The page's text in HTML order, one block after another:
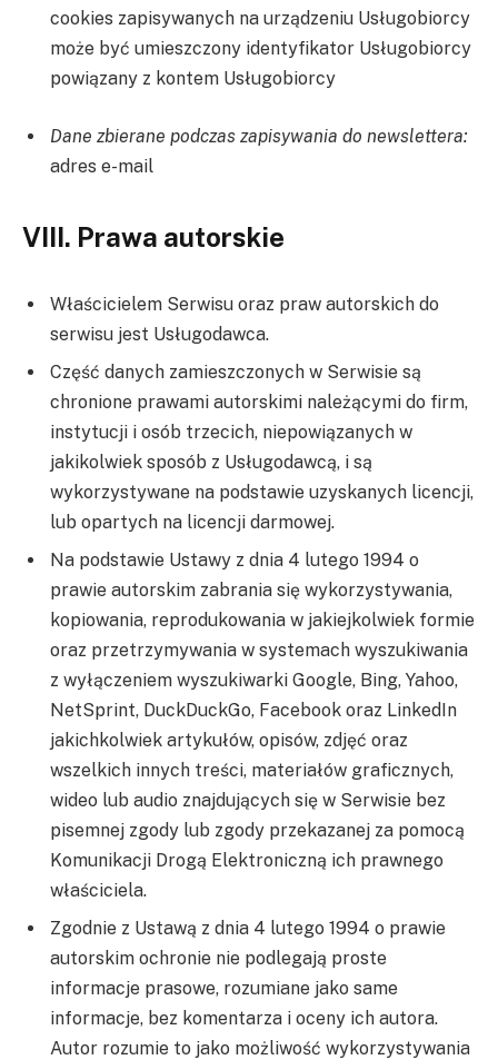
cookies zapisywanych na urządzeniu Usługobiorcy
może być umieszczony identyfikator Usługobiorcy
powiązany z kontem Usługobiorcy
Dane zbierane podczas zapisywania do newslettera:
adres e-mail
VIII. Prawa autorskie
Właścicielem Serwisu oraz praw autorskich do
serwisu jest Usługodawca.
Część danych zamieszczonych w Serwisie są
chronione prawami autorskimi należącymi do firm,
instytucji i osób trzecich, niepowiązanych w
jakikolwiek sposób z Usługodawcą, i są
wykorzystywane na podstawie uzyskanych licencji,
lub opartych na licencji darmowej.
Na podstawie Ustawy z dnia 4 lutego 1994 o
prawie autorskim zabrania się wykorzystywania,
kopiowania, reprodukowania w jakiejkolwiek formie
oraz przetrzymywania w systemach wyszukiwania
z wyłączeniem wyszukiwarki Google, Bing, Yahoo,
NetSprint, DuckDuckGo, Facebook oraz LinkedIn
jakichkolwiek artykułów, opisów, zdjęć oraz
wszelkich innych treści, materiałów graficznych,
wideo lub audio znajdujących się w Serwisie bez
pisemnej zgody lub zgody przekazanej za pomocą
Komunikacji Drogą Elektroniczną ich prawnego
właściciela.
Zgodnie z Ustawą z dnia 4 lutego 1994 o prawie
autorskim ochronie nie podlegają proste
informacje prasowe, rozumiane jako same
informacje, bez komentarza i oceny ich autora.
Autor rozumie to jako możliwość wykorzystywania